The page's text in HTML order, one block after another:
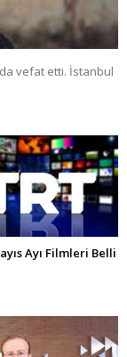
vefat etti. İstanbul
Ayı Filmleri Belli